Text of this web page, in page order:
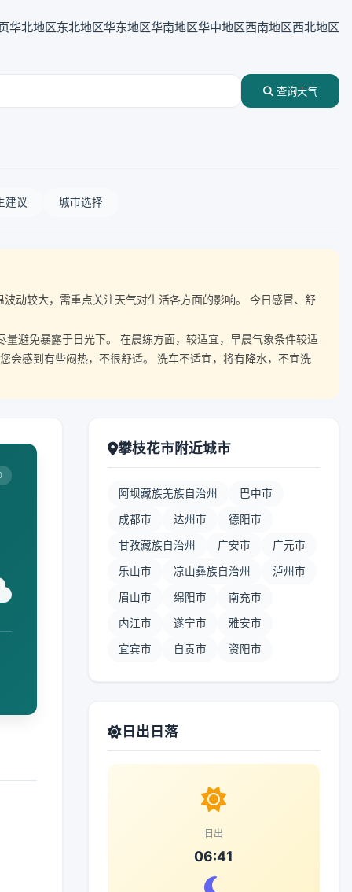
华北地区东北地区华东地区华南地区华中地区西南地区西北地区
查询天气
建议 城市选择
动较大，需重点关注天气对生活各方面的影响。 今日感冒、舒
避免暴露于日光下。 在晨练方面，较适宜，早晨气象条件较适
会感到有些闷热，不很舒适。 洗车不适宜，将有降水，不宜洗
攀枝花市附近城市
阿坝藏族羌族自治州 巴中市
成都市 达州市 德阳市
甘孜藏族自治州 广安市 广元市
乐山市 凉山彝族自治州 泸州市
眉山市 绵阳市 南充市
内江市 遂宁市 雅安市
宜宾市 自贡市 资阳市
日出日落
日出
06:41